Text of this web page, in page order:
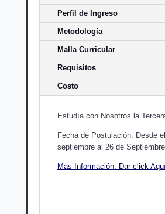
Perfil de Ingreso
Metodología
Malla Curricular
Requisitos
Costo
Estudía con Nosotros la
Fecha de Postulación: Desde
septiembre al 26 de
Mas Información. Dar click